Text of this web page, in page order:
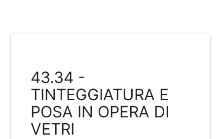
43.34 -
TINTEGGIATURA E
POSA IN OPERA DI
VETRI